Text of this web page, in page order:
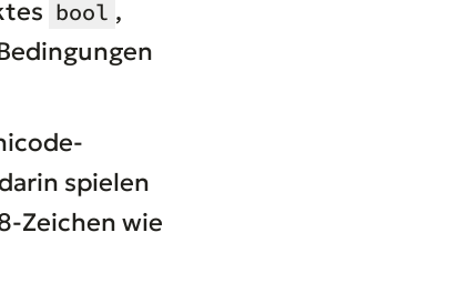
bool ,
spielen
Zeichen wie